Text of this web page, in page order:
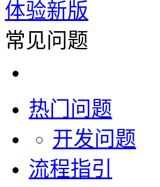
体验新版
常见问题
热门问题
开发问题
流程指引